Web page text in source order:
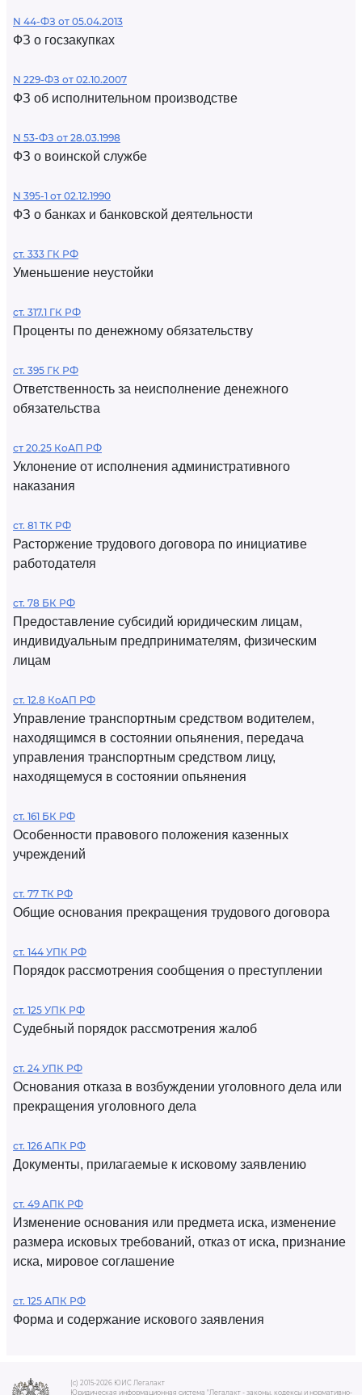
N 44-ФЗ от 05.04.2013
ФЗ о госзакупках
N 229-ФЗ от 02.10.2007
ФЗ об исполнительном производстве
N 53-ФЗ от 28.03.1998
ФЗ о воинской службе
N 395-1 от 02.12.1990
ФЗ о банках и банковской деятельности
ст. 333 ГК РФ
Уменьшение неустойки
ст. 317.1 ГК РФ
Проценты по денежному обязательству
ст. 395 ГК РФ
Ответственность за неисполнение денежного
обязательства
ст 20.25 КоАП РФ
Уклонение от исполнения административного
наказания
ст. 81 ТК РФ
Расторжение трудового договора по инициативе
работодателя
ст. 78 БК РФ
Предоставление субсидий юридическим лицам,
индивидуальным предпринимателям, физическим
лицам
ст. 12.8 КоАП РФ
Управление транспортным средством водителем,
находящимся в состоянии опьянения, передача
управления транспортным средством лицу,
находящемуся в состоянии опьянения
ст. 161 БК РФ
Особенности правового положения казенных
учреждений
ст. 77 ТК РФ
Общие основания прекращения трудового договора
ст. 144 УПК РФ
Порядок рассмотрения сообщения о преступлении
ст. 125 УПК РФ
Судебный порядок рассмотрения жалоб
ст. 24 УПК РФ
Основания отказа в возбуждении уголовного дела или
прекращения уголовного дела
ст. 126 АПК РФ
Документы, прилагаемые к исковому заявлению
ст. 49 АПК РФ
Изменение основания или предмета иска, изменение
размера исковых требований, отказ от иска, признание
иска, мировое соглашение
ст. 125 АПК РФ
Форма и содержание искового заявления
(c) 2015-2026 ЮИС Легалакт
Юридическая информационная система "Легалакт - законы, кодексы и нормативно-